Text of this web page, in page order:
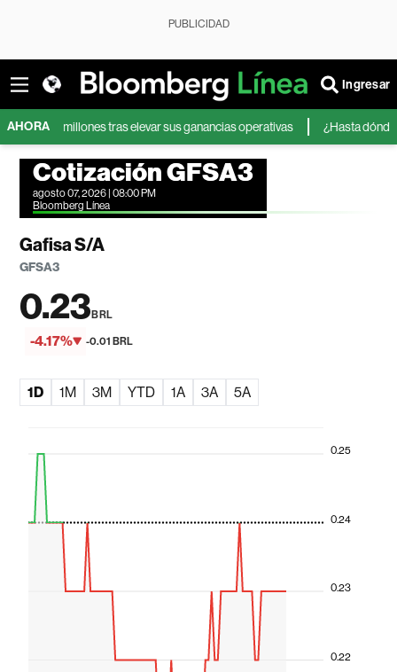
PUBLICIDAD
Ingresar
AHORA
millones tras elevar sus ganancias operativas ¿Hasta dónde
Cotización GFSA3
agosto 07, 2026 | 08:00 PM
Bloomberg Línea
Gafisa S/A
GFSA3
0.23BRL
-4.17% -0.01 BRL
1D 1M 3M YTD 1A 3A 5A
0.22
0.23
0.24
0.25